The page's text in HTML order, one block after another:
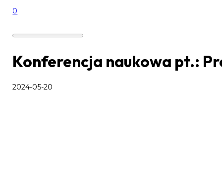
0
Konferencja naukowa pt.:
2024-05-20